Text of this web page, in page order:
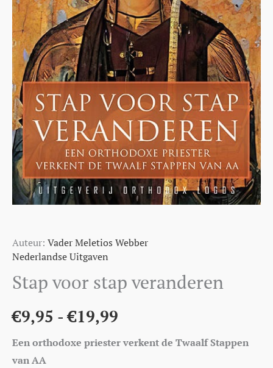
Auteur: Vader Meletios Webber
Nederlandse Uitgaven
Stap voor stap veranderen
€9,95 - €19,99
Een orthodoxe priester verkent de Twaalf Stappen
van AA